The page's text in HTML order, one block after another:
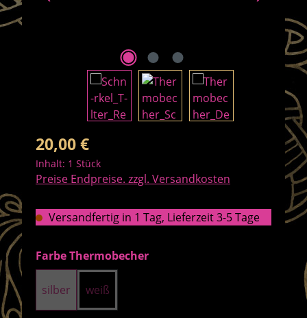
Regulärer Preis:
20,00 €
Inhalt: 1 Stück
Preise Endpreise. zzgl. Versandkosten
Versandfertig in 1 Tag, Lieferzeit 3-5 Tage
Farbe Thermobecherauswählen
silber weiß